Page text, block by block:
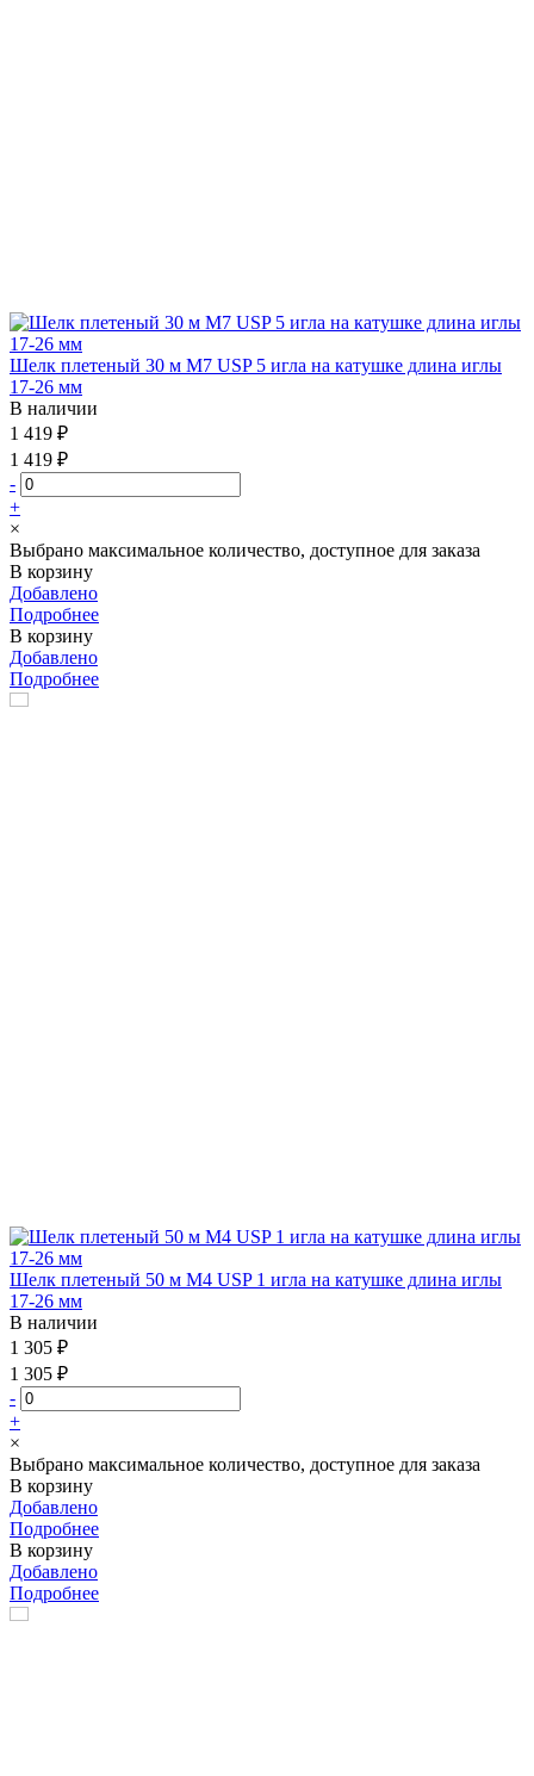
Шелк плетеный 30 м М7 USP 5 игла на катушке длина иглы
17-26 мм
В наличии
1 419 ₽
1 419 ₽
-
+
×
Выбрано максимальное количество, доступное для заказа
В корзину
Добавлено
Подробнее
В корзину
Добавлено
Подробнее
Шелк плетеный 50 м М4 USP 1 игла на катушке длина иглы
17-26 мм
В наличии
1 305 ₽
1 305 ₽
-
+
×
Выбрано максимальное количество, доступное для заказа
В корзину
Добавлено
Подробнее
В корзину
Добавлено
Подробнее